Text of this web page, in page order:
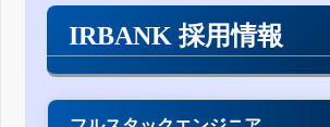
訂正有価証券報告書-第156期(平成27年4月
有価証券報告書-第156期(平成27年4月1日-
12月31日)
四半期報告書-第156期第2四半期(平成27年
IRBANK 採用情報